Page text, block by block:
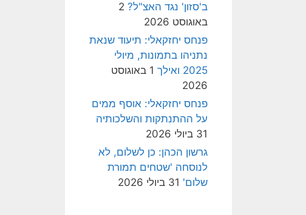
ב'סזון' נגד האצ"ל? 2
באוגוסט 2026
פנחס יחזקאלי: תיעוד שנאת
נתניהו בתמונות, מיולי
2025 ואילך
1 באוגוסט
2026
פנחס יחזקאלי: אוסף ממים
על ההתנתקות והשלכותיה
31 ביולי 2026
גרשון הכהן: כן לשלום, לא
לנוסחה 'שטחים תמורת
שלום' 31 ביולי 2026